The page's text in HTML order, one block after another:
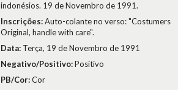
indonésios. 19 de Novembro de 1991.
Inscrições:Auto-colante no verso: "Costumers
Original, handle with care".
Data: Terça, 19 de Novembro de 1991
Negativo/Positivo:Positivo
PB/Cor:Cor